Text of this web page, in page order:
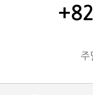
동해
동해
동
주